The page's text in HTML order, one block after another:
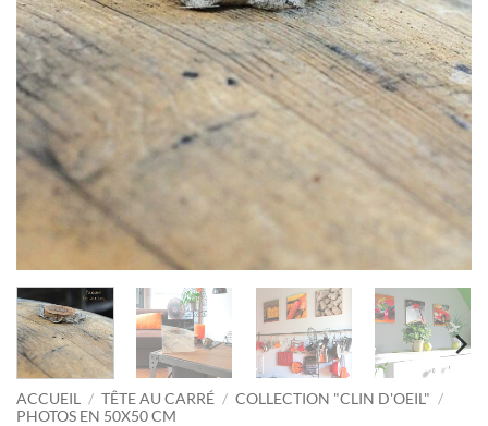
ACCUEIL / TÊTE AU CARRÉ / COLLECTION "CLIN D'OEIL" /
PHOTOS EN 50X50 CM